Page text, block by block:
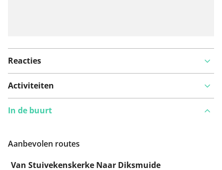
Reacties
Activiteiten
In de buurt
Aanbevolen routes
Van Stuivekenskerke Naar Diksmuide